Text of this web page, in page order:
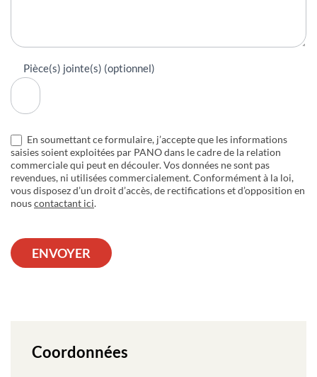
Pièce(s) jointe(s) (optionnel)
En soumettant ce formulaire, j’accepte que les informations
saisies soient exploitées par PANO dans le cadre de la relation
commerciale qui peut en découler. Vos données ne sont pas
revendues, ni utilisées commercialement. Conformément à la loi,
vous disposez d’un droit d’accès, de rectifications et d’opposition en
nouscontactant ici.
ENVOYER
Coordonnées